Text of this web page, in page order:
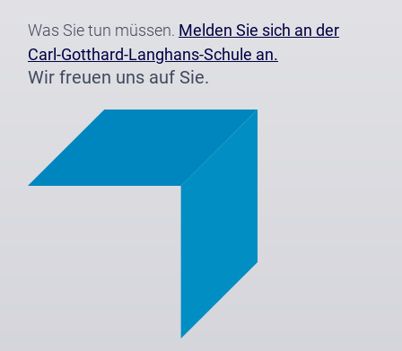
Was Sie tun müssen. Melden Sie sich an der
Carl-Gotthard-Langhans-Schule an.
Wir freuen uns auf Sie.